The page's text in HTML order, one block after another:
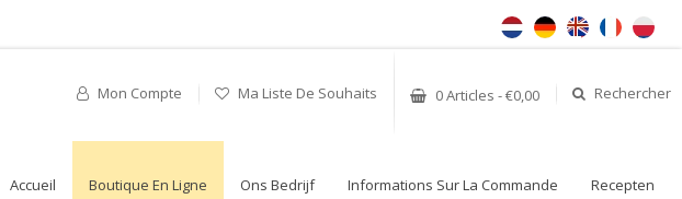
Mon Compte Ma Liste De Souhaits 0 Articles - €0,00 Rechercher
Accueil Boutique En Ligne Ons Bedrijf Informations Sur La Commande Recepten